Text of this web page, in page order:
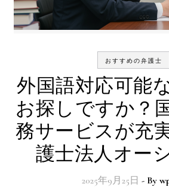
おすすめの弁護士
外国語対応可能
お探しですか？
務サービスが充
護士法人オー
2025年9月25日 - By